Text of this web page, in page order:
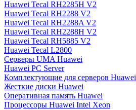
Huawei Tecal RH2285H V2
Huawei Tecal RH2288 V2
Huawei Tecal RH2288A V2
Huawei Tecal RH2288H V2
Huawei Tecal RH5885 V2
Huawei Tecal L2800
Серверы UMA Huawei
Huawei PC Server
Комплектующие для серверов Huawei
Жесткие диски Huawei
Оперативная память Huawei
Процессоры Huawei Intel Xeon